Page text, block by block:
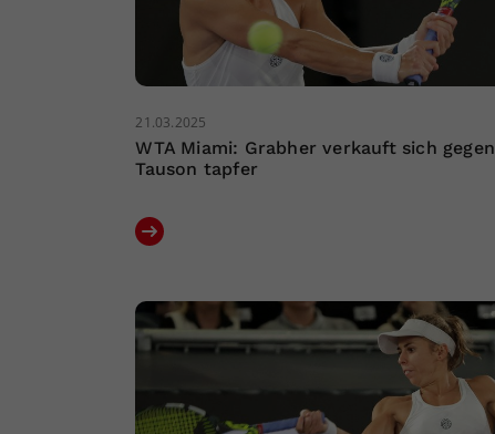
21.03.2025
WTA Miami: Grabher verkauft sich gegen
Tauson tapfer